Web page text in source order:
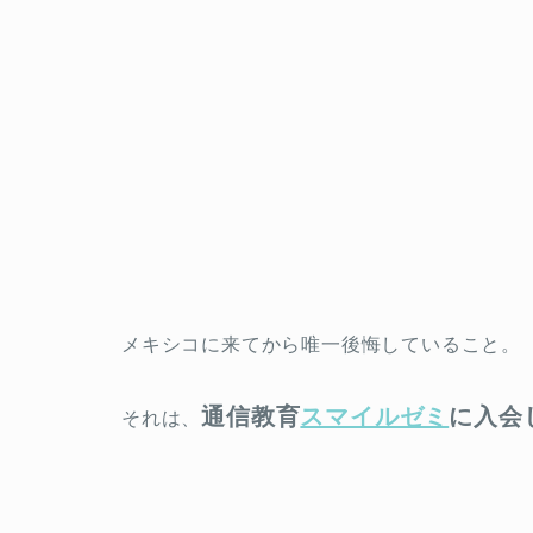
メキシコに来てから唯一後悔していること。
それは、通信教育スマイルゼミ に入会